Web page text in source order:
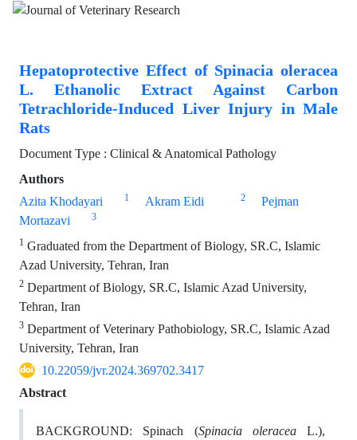
Hepatoprotective Effect of Spinacia oleracea
L. Ethanolic Extract Against Carbon
Tetrachloride-Induced Liver Injury in Male
Rats
Document Type : Clinical & Anatomical Pathology
Authors
Azita Khodayari
1 Akram Eidi 2
Pejman
Mortazavi
3
1 Graduated from the Department of Biology, SR.C, Islamic
Azad University, Tehran, Iran
2 Department of Biology, SR.C, Islamic Azad University,
Tehran, Iran
3 Department of Veterinary Pathobiology, SR.C, Islamic Azad
University, Tehran, Iran
10.22059/jvr.2024.369702.3417
Abstract
BACKGROUND: Spinach (Spinacia oleraceaL.),